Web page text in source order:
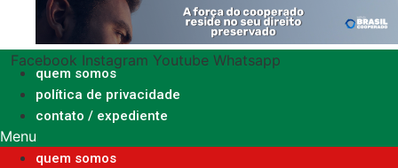
o
conteúdo
Facebook Instagram Youtube Whatsapp
quem somos
política de privacidade
contato / expediente
Menu
quem somos